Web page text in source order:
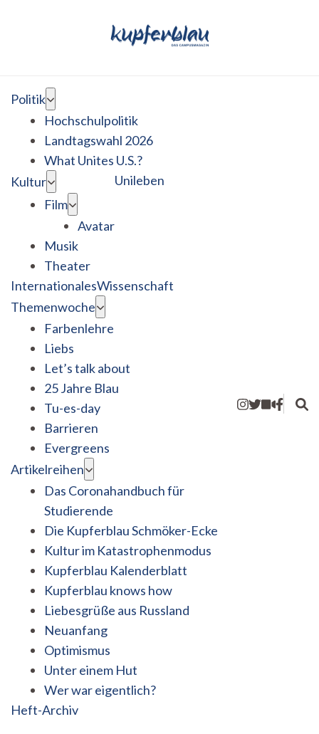
Politik
Hochschulpolitik
Landtagswahl 2026
What Unites U.S.?
Kultur
Film
Avatar
Musik
Theater
Unileben
InternationalesWissenschaft
Themenwoche
Farbenlehre
Liebs
Let’s talk about
25 Jahre Blau
Tu-es-day
Barrieren
Evergreens
Artikelreihen
Das Coronahandbuch für
Studierende
Die Kupferblau Schmöker-Ecke
Kultur im Katastrophenmodus
Kupferblau Kalenderblatt
Kupferblau knows how
Liebesgrüße aus Russland
Neuanfang
Optimismus
Unter einem Hut
Wer war eigentlich?
Heft-Archiv